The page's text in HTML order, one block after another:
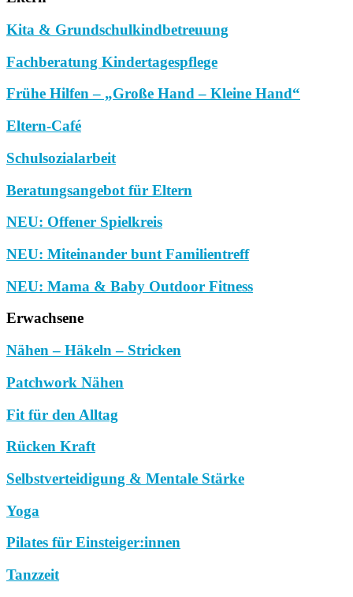
Kita & Grundschulkindbetreuung
Fachberatung Kindertagespflege
Frühe Hilfen – „Große Hand – Kleine Hand“
Eltern-Café
Schulsozialarbeit
Beratungsangebot für Eltern
NEU: Offener Spielkreis
NEU: Miteinander bunt Familientreff
NEU: Mama & Baby Outdoor Fitness
Erwachsene
Nähen – Häkeln – Stricken
Patchwork Nähen
Fit für den Alltag
Rücken Kraft
Selbstverteidigung & Mentale Stärke
Yoga
Pilates für Einsteiger:innen
Tanzzeit